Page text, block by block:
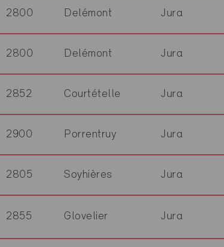
2800 Delémont Jura
2800 Delémont Jura
2852 Courtételle Jura
2900 Porrentruy Jura
2805 Soyhières Jura
2855 Glovelier Jura